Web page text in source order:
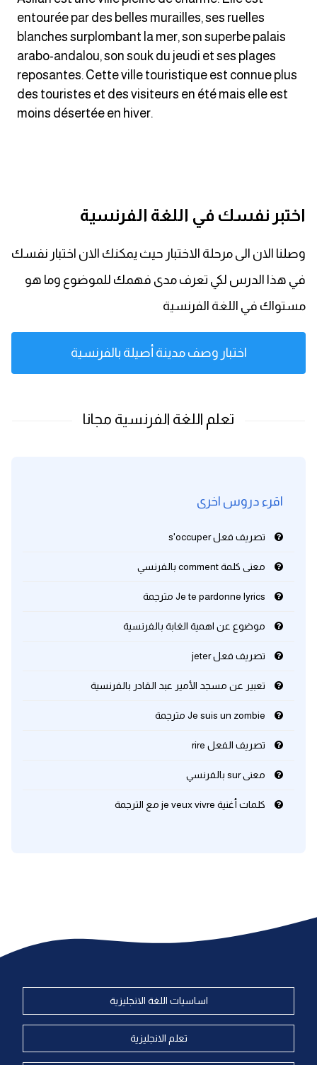
كلمات بحرف o
كلمات بحرف p
كلمات بحرف q
كلمات بحرف v
كلمات بحرف w
كلمات بحرف x
entourée par des belles murailles, ses ruelles
blanches surplombant la mer, son superbe palais
arabo-andalou, son souk du jeudi et ses plages
reposantes. Cette ville touristique est connue plus
des touristes et des visiteurs en été mais elle est
moins désertée en hiver.
اختبر نفسك في اللغة الفرنسية
وصلنا الان الى مرحلة الاختبار حيث يمكنك الان اختبار نفسك
في هذا الدرس لكي تعرف مدى فهمك للموضوع وما هو
مستواك في اللغة الفرنسية
اختبار وصف مدينة أصيلة بالفرنسية
اقرء دروس اخرى
تصريف فعل s'occuper
معنى كلمة comment بالفرنسي
Je te pardonne lyrics مترجمة
موضوع عن اهمية الغابة بالفرنسية
تصريف فعل jeter
تعبير عن مسجد الأمير عبد القادر بالفرنسية
Je suis un zombie مترجمة
تصريف الفعل rire
معنى sur بالفرنسي
كلمات أغنية je veux vivre مع الترجمة
اساسيات اللغة الانجليزية
تعلم الانجليزية